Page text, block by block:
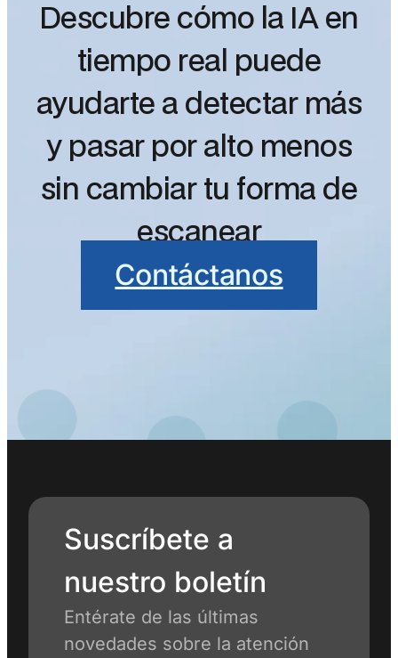
Descubre cómo la IA en
tiempo real puede
ayudarte a detectar más
y pasar por alto menos
sin cambiar tu forma de
escanear
Contáctanos
Suscríbete a
nuestro boletín
Entérate de las últimas
novedades sobre la atención